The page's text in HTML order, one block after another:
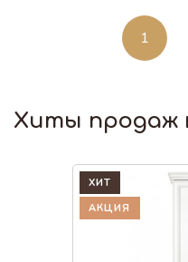
1
Хиты продаж
ХИТ
АКЦИЯ